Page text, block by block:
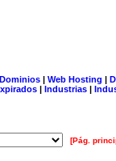
| Web Hosting |
| Industrias |
[Pág.